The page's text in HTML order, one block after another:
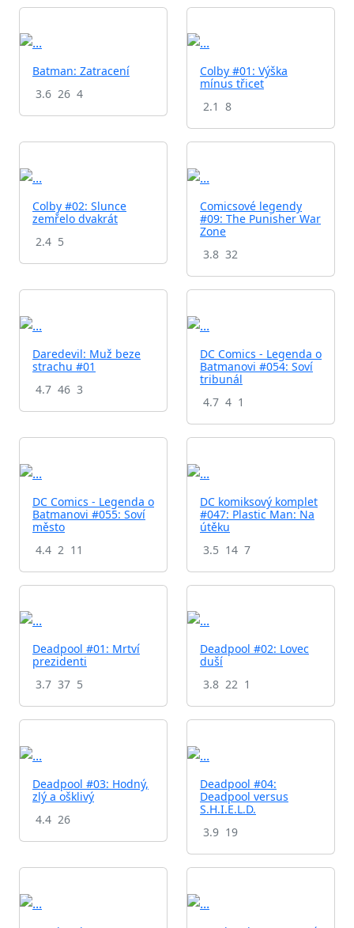
Batman: Zatracení
3.6 26 4
Colby #01: Výška
mínus třicet
2.1 8
Colby #02: Slunce
zemřelo dvakrát
2.4 5
Comicsové legendy
#09: The Punisher War
Zone
3.8 32
Daredevil: Muž beze
strachu #01
4.7 46 3
DC Comics - Legenda o
Batmanovi #054: Soví
tribunál
4.7 4 1
DC Comics - Legenda o
Batmanovi #055: Soví
město
4.4 2 11
DC komiksový komplet
#047: Plastic Man: Na
útěku
3.5 14 7
Deadpool #01: Mrtví
prezidenti
3.7 37 5
Deadpool #02: Lovec
duší
3.8 22 1
Deadpool #03: Hodný,
zlý a ošklivý
4.4 26
Deadpool #04:
Deadpool versus
S.H.I.E.L.D.
3.9 19